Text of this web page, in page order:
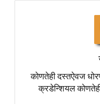
कोणतेही दस्तऐवज
क्रडेन्शियल कोणतेही